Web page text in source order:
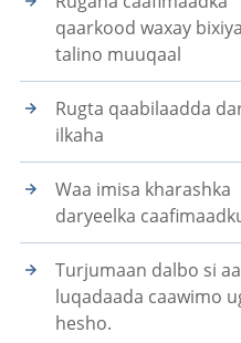
qaarkood waxay
talino muuqaal
Rugta qaabilaadda
ilkaha
Waa imisa kharashka
daryeelka
Turjumaan dalbo si
luqadaada caawimo
hesho.